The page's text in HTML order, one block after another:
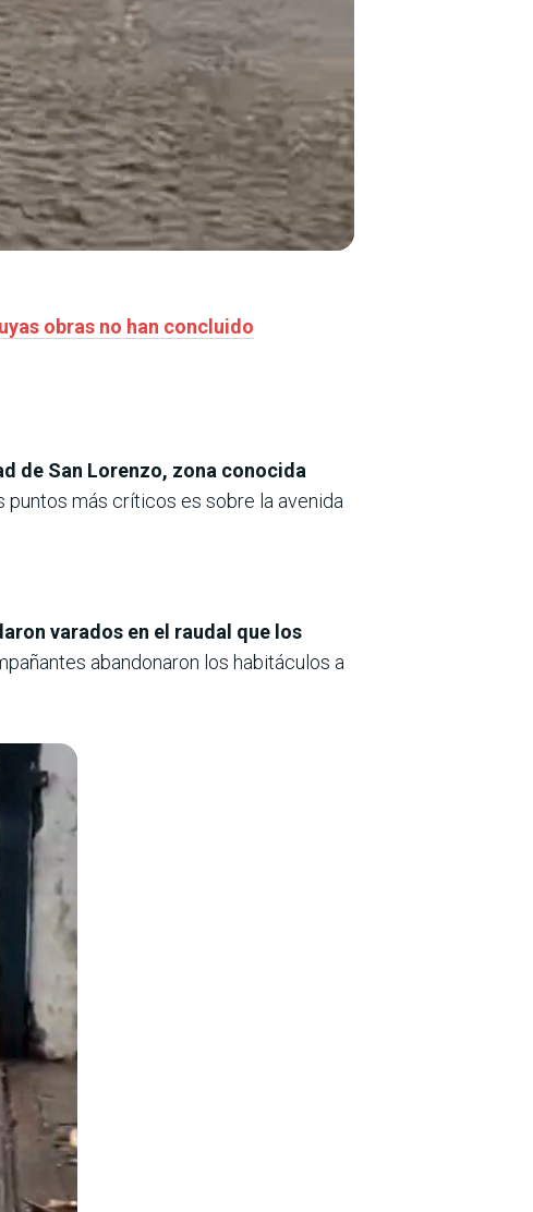
obras no han concluido
de San Lorenzo, zona conocida
puntos más críticos es sobre la avenida
varados en el raudal que los
abandonaron los habitáculos a